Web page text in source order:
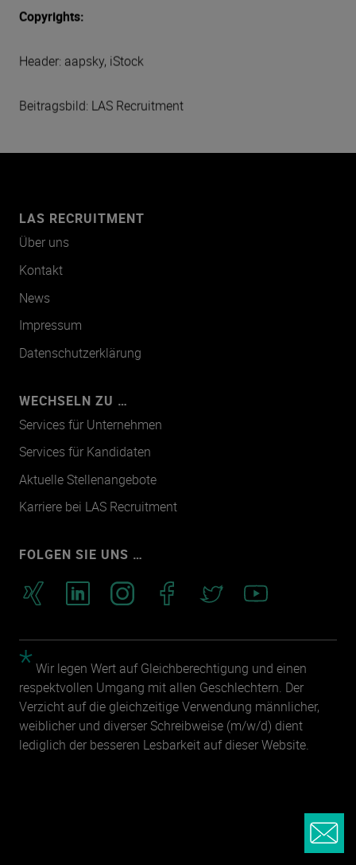
Copyrights:
Header: aapsky, iStock
Beitragsbild: LAS Recruitment
LAS RECRUITMENT
Über uns
Kontakt
News
Impressum
Datenschutzerklärung
WECHSELN ZU …
Services für Unternehmen
Services für Kandidaten
Aktuelle Stellenangebote
Karriere bei LAS Recruitment
FOLGEN SIE UNS …
*Wir legen Wert auf Gleichberechtigung und einen
respektvollen Umgang mit allen Geschlechtern. Der
Verzicht auf die gleichzeitige Verwendung männlicher,
weiblicher und diverser Schreibweise (m/w/d) dient
lediglich der besseren Lesbarkeit auf dieser Website.